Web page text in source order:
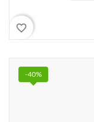
favorite_border
-40%